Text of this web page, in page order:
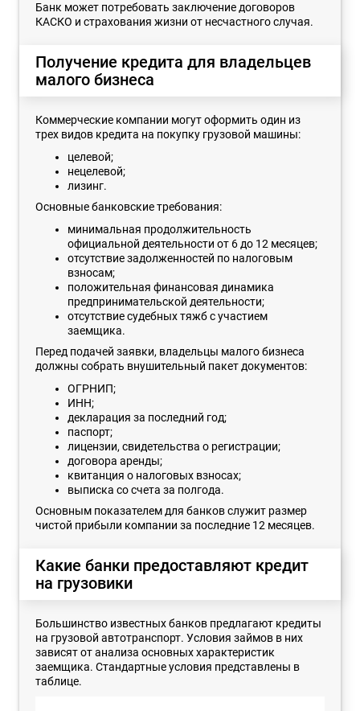
Банк может потребовать заключение договоров
КАСКО и страхования жизни от несчастного случая.
Получение кредита для владельцев
малого бизнеса
Коммерческие компании могут оформить один из
трех видов кредита на покупку грузовой машины:
целевой;
нецелевой;
лизинг.
Основные банковские требования:
минимальная продолжительность
официальной деятельности от 6 до 12 месяцев;
отсутствие задолженностей по налоговым
взносам;
положительная финансовая динамика
предпринимательской деятельности;
отсутствие судебных тяжб с участием
заемщика.
Перед подачей заявки, владельцы малого бизнеса
должны собрать внушительный пакет документов:
ОГРНИП;
ИНН;
декларация за последний год;
паспорт;
лицензии, свидетельства о регистрации;
договора аренды;
квитанция о налоговых взносах;
выписка со счета за полгода.
Основным показателем для банков служит размер
чистой прибыли компании за последние 12 месяцев.
Какие банки предоставляют кредит
на грузовики
Большинство известных банков предлагают кредиты
на грузовой автотранспорт. Условия займов в них
зависят от анализа основных характеристик
заемщика. Стандартные условия представлены в
таблице.